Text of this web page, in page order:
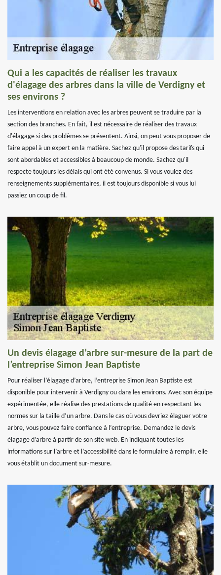
Qui a les capacités de réaliser les travaux
d'élagage des arbres dans la ville de Verdigny et
ses environs ?
Les interventions en relation avec les arbres peuvent se traduire par la
section des branches. En fait, il est nécessaire de réaliser des travaux
d'élagage si des problèmes se présentent. Ainsi, on peut vous proposer de
faire appel à un expert en la matière. Sachez qu'il propose des tarifs qui
sont abordables et accessibles à beaucoup de monde. Sachez qu'il
respecte toujours les délais qui ont été convenus. Si vous voulez des
renseignements supplémentaires, il est toujours disponible si vous lui
passiez un coup de fil.
Un devis élagage d’arbre sur-mesure de la part de
l’entreprise Simon Jean Baptiste
Pour réaliser l’élagage d’arbre, l’entreprise Simon Jean Baptiste est
disponible pour intervenir à Verdigny ou dans les environs. Avec son équipe
expérimentée, elle réalise des prestations de qualité en respectant les
normes sur la taille d’un arbre. Dans le cas où vous devriez élaguer votre
arbre, vous pouvez faire confiance à l’entreprise. Demandez le devis
élagage d’arbre à partir de son site web. En indiquant toutes les
informations sur l’arbre et l’accessibilité dans le formulaire à remplir, elle
vous établit un document sur-mesure.